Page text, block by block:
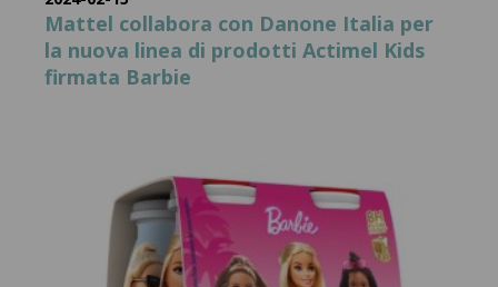
Mattel collabora con Danone Italia per
la nuova linea di prodotti Actimel Kids
firmata Barbie